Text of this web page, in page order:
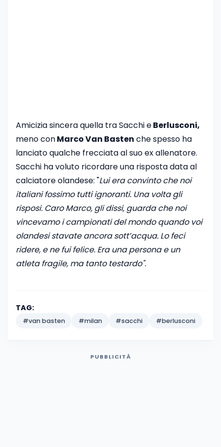
Amicizia sincera quella tra Sacchi eBerlusconi,
meno conMarco Van Basten che spesso ha
lanciato qualche frecciata al suo ex allenatore.
Sacchi ha voluto ricordare una risposta data al
calciatore olandese: "Lui era convinto che noi
italiani fossimo tutti ignoranti. Una volta gli
risposi. Caro Marco, gli dissi, guarda che noi
vincevamo i campionati del mondo quando voi
olandesi stavate ancora sott’acqua. Lo feci
ridere, e ne fui felice. Era una persona e un
atleta fragile, ma tanto testardo".
TAG:
#van basten #milan #sacchi #berlusconi
PUBBLICITÀ